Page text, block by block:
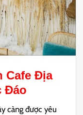
Cafe Địa
Đáo
càng được yêu